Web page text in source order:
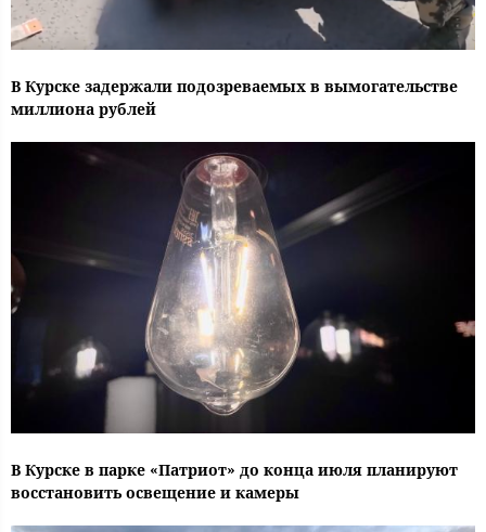
В Курске задержали подозреваемых в вымогательстве
миллиона рублей
В Курске в парке «Патриот» до конца июля планируют
восстановить освещение и камеры